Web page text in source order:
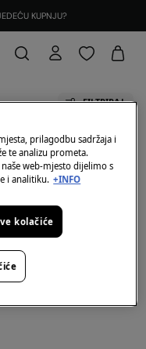
KUPNJU?
FILTRIRAJ
na skladištu.
koji mogu biti
prilagodbu sadržaja i
te analizu prometa.
web-mjesto dijelimo s
i analitiku. +INFO
kolačiće